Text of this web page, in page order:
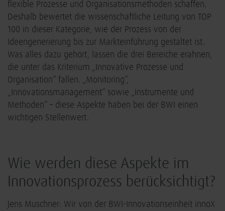
flexible Prozesse und Organisationsmethoden schaffen.
Deshalb bewertet die wissenschaftliche Leitung von TOP
100 in dieser Kategorie, wie der Prozess von der
Ideengenerierung bis zur Markteinführung gestaltet ist.
Was alles dazu gehört, lassen die drei Bereiche erahnen,
die unter das Kriterium „Innovative Prozesse und
Organisation“ fallen. „Monitoring“,
„Innovationsmanagement“ sowie „Instrumente und
Methoden“ – diese Aspekte haben bei der BWI einen
wichtigen Stellenwert.
Wie werden diese Aspekte im
Innovationsprozess berücksichtigt?
Jens Muschner: Wir von der BWI-Innovationseinheit innoX